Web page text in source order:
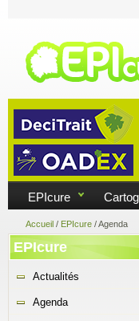
EPIcure
Accueil / EPIcure /Agenda
EPIcure
Actualités
Agenda